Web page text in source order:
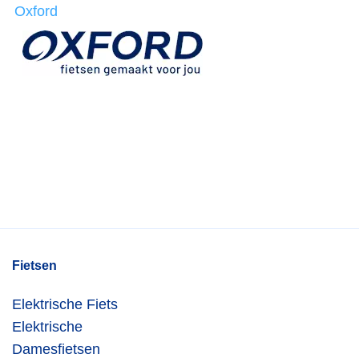
Oxford
Fietsen
Elektrische Fiets
Elektrische
Damesfietsen